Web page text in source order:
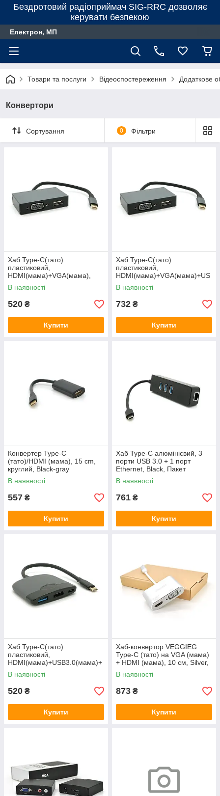
Бездротовий радіоприймач SIG-RRC дозволяє
керувати безпекою
Електрон, МП
Товари та послуги Відеоспостереження Додаткове
Конвертори
Сортування 0 Фільтри
Хаб Type-C(тато)
пластиковий,
HDMI(мама)+VGA(мама),
23cm, Silver
В наявності
520 ₴
Купити
Хаб Type-C(тато)
пластиковий,
HDMI(мама)+VGA(мама)+US
B3.0(мама)+PD(мама), 23cm,
Silver
В наявності
732 ₴
Купити
Конвертер Type-C
(тато)/HDMI (мама), 15 cm,
круглий, Black-gray
В наявності
557 ₴
Купити
Хаб Type-C алюмінієвий, 3
порти USB 3.0 + 1 порт
Ethernet, Black, Пакет
В наявності
761 ₴
Купити
Хаб Type-C(тато)
пластиковий,
HDMI(мама)+USB3.0(мама)+
PD(мама), 23cm, Black
В наявності
520 ₴
Купити
Хаб-конвертор VEGGIEG
Type-C (тато) на VGA (мама)
+ HDMI (мама), 10 см, Silver,
Box
В наявності
873 ₴
Купити